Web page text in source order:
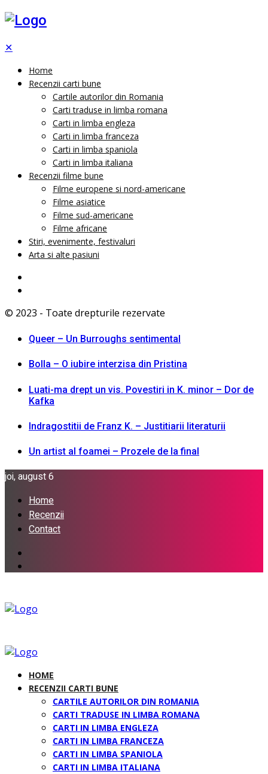
✕
Home
Recenzii carti bune
Cartile autorilor din Romania
Carti traduse in limba romana
Carti in limba engleza
Carti in limba franceza
Carti in limba spaniola
Carti in limba italiana
Recenzii filme bune
Filme europene si nord-americane
Filme asiatice
Filme sud-americane
Filme africane
Stiri, evenimente, festivaluri
Arta si alte pasiuni
© 2023 - Toate drepturile rezervate
Queer – Un Burroughs sentimental
Bolla – O iubire interzisa din Pristina
Luati-ma drept un vis. Povestiri in K. minor – Dor de
Kafka
Indragostitii de Franz K. – Justitiarii literaturii
Un artist al foamei – Prozele de la final
joi, august 6
Home
Recenzii
Contact
HOME
RECENZII CARTI BUNE
CARTILE AUTORILOR DIN ROMANIA
CARTI TRADUSE IN LIMBA ROMANA
CARTI IN LIMBA ENGLEZA
CARTI IN LIMBA FRANCEZA
CARTI IN LIMBA SPANIOLA
CARTI IN LIMBA ITALIANA